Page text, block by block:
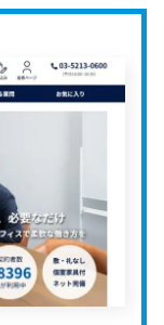
開している会社
で利用できま
ブコープの拠点
め、出張先で打
す。
ッフが常駐して